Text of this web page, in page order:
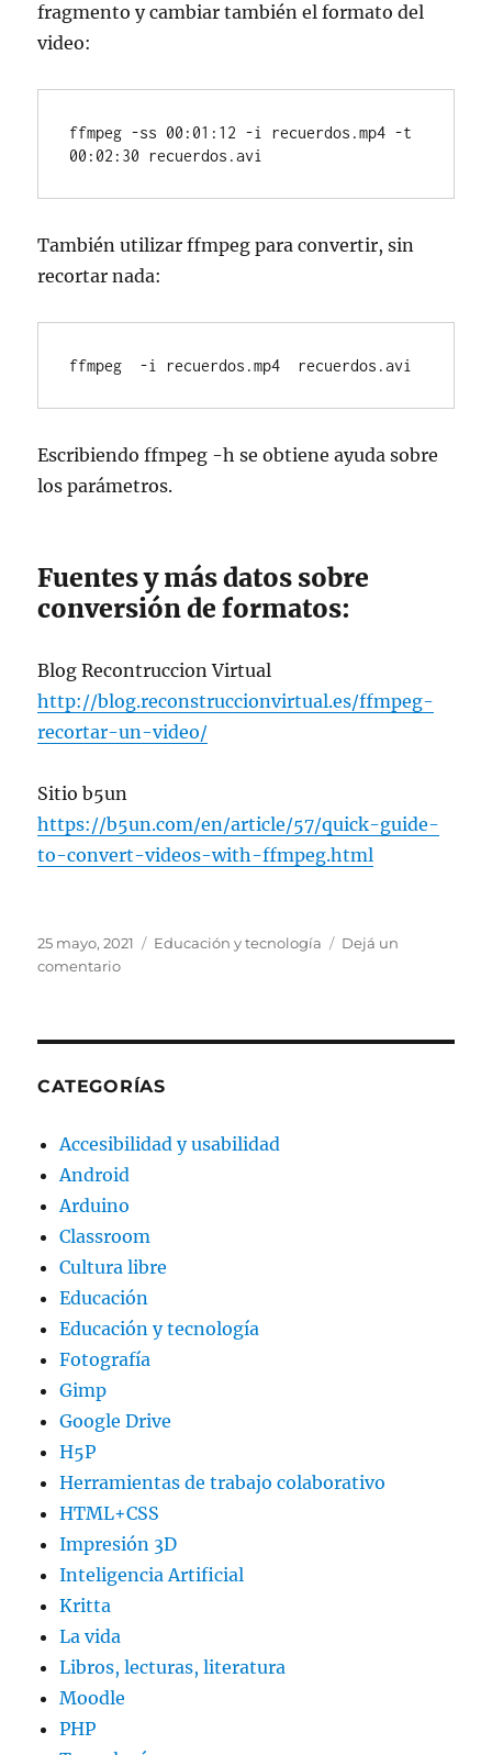
fragmento y cambiar también el formato del
video:
ffmpeg -ss 00:01:12 -i recuerdos.mp4 -t
00:02:30 recuerdos.avi
También utilizar ffmpeg para convertir, sin
recortar nada:
ffmpeg  -i recuerdos.mp4  recuerdos.avi
Escribiendo ffmpeg -h se obtiene ayuda sobre
los parámetros.
Fuentes y más datos sobre
conversión de formatos:
Blog Recontruccion Virtual
http://blog.reconstruccionvirtual.es/ffmpeg-
recortar-un-video/
Sitio b5un
https://b5un.com/en/article/57/quick-guide-
to-convert-videos-with-ffmpeg.html
Publicado
el
25 mayo, 2021 Categorías
Educación y tecnología
Dejá un
comentarioen
fragmento
usando
ffmpeg
CATEGORÍAS
Accesibilidad y usabilidad
Android
Arduino
Classroom
Cultura libre
Educación
Educación y tecnología
Fotografía
Gimp
Google Drive
H5P
Herramientas de trabajo colaborativo
HTML+CSS
Impresión 3D
Inteligencia Artificial
Kritta
La vida
Libros, lecturas, literatura
Moodle
PHP